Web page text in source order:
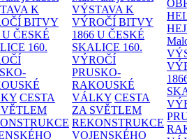
K
BITVY
U ČESKÉ
160.
CESTA
VÝSTAVA K
VÝROČÍ BITVY
1866 U ČESKÉ
SKALICE 160.
VÝROČÍ
PRUSKO-
RAKOUSKÉ
VÁLKY CESTA
ZA SVĚTLEM
REKONSTRUKCE
VOJENSKÉHO